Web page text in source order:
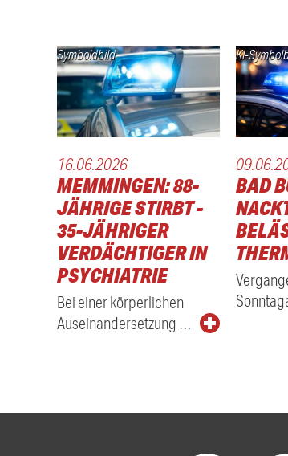
Symboldbild
16.06.2026
MEMMINGEN: 88-
JÄHRIGE STIRBT -
35-JÄHRIGER
VERDÄCHTIGER IN
PSYCHIATRIE
Bei einer körperlichen
Auseinandersetzung …
KI-
BAD